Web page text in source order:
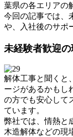
葉県の各エリアの
今回の記事では、
や、入社後のサポ
未経験者歓迎の
解体工事と聞くと
ージがあるかもし
の方でも安心して
ています。
弊社では、情熱と
木造解体などの現